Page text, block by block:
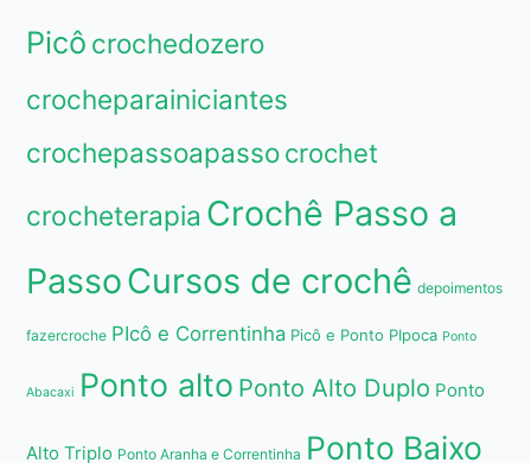
Picô crochedozero
crocheparainiciantes
crochepassoapassocrochet
crocheterapia Crochê Passo a
PassoCursos de crochê depoimentos
fazercroche PIcô e Correntinha Picô e Ponto PIpoca Ponto
Abacaxi Ponto alto Ponto Alto Duplo Ponto
Alto Triplo Ponto Aranha e Correntinha Ponto Baixo